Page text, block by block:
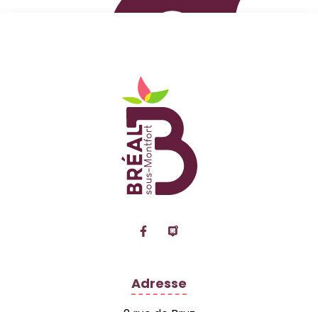
Lien vers le compte Facebook
Lien vers la page
Adresse